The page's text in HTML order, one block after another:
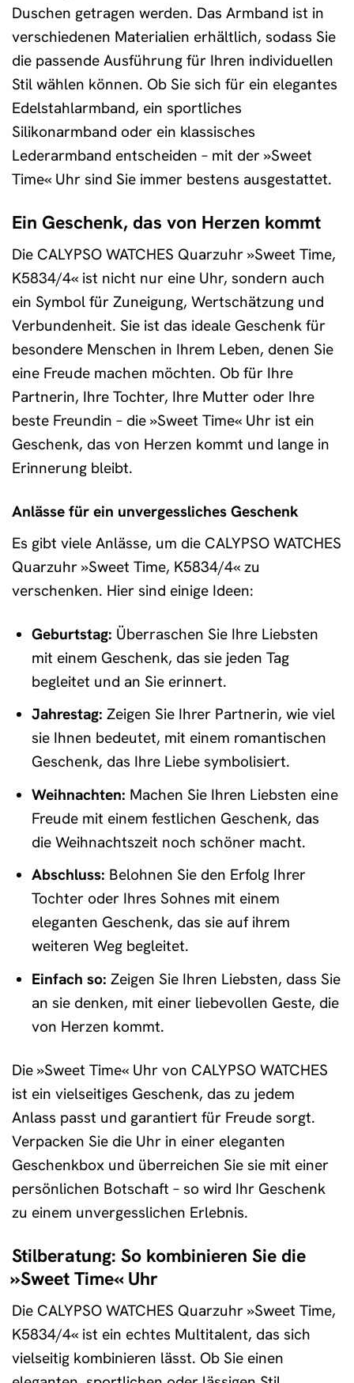
Duschen getragen werden. Das Armband ist in
verschiedenen Materialien erhältlich, sodass Sie
die passende Ausführung für Ihren individuellen
Stil wählen können. Ob Sie sich für ein elegantes
Edelstahlarmband, ein sportliches
Silikonarmband oder ein klassisches
Lederarmband entscheiden – mit der »Sweet
Time« Uhr sind Sie immer bestens ausgestattet.
Ein Geschenk, das von Herzen kommt
Die CALYPSO WATCHES Quarzuhr »Sweet Time,
K5834/4« ist nicht nur eine Uhr, sondern auch
ein Symbol für Zuneigung, Wertschätzung und
Verbundenheit. Sie ist das ideale Geschenk für
besondere Menschen in Ihrem Leben, denen Sie
eine Freude machen möchten. Ob für Ihre
Partnerin, Ihre Tochter, Ihre Mutter oder Ihre
beste Freundin – die »Sweet Time« Uhr ist ein
Geschenk, das von Herzen kommt und lange in
Erinnerung bleibt.
Anlässe für ein unvergessliches Geschenk
Es gibt viele Anlässe, um die CALYPSO WATCHES
Quarzuhr »Sweet Time, K5834/4« zu
verschenken. Hier sind einige Ideen:
Geburtstag: Überraschen Sie Ihre Liebsten
mit einem Geschenk, das sie jeden Tag
begleitet und an Sie erinnert.
Jahrestag: Zeigen Sie Ihrer Partnerin, wie viel
sie Ihnen bedeutet, mit einem romantischen
Geschenk, das Ihre Liebe symbolisiert.
Weihnachten: Machen Sie Ihren Liebsten eine
Freude mit einem festlichen Geschenk, das
die Weihnachtszeit noch schöner macht.
Abschluss: Belohnen Sie den Erfolg Ihrer
Tochter oder Ihres Sohnes mit einem
eleganten Geschenk, das sie auf ihrem
weiteren Weg begleitet.
Einfach so: Zeigen Sie Ihren Liebsten, dass Sie
an sie denken, mit einer liebevollen Geste, die
von Herzen kommt.
Die »Sweet Time« Uhr von CALYPSO WATCHES
ist ein vielseitiges Geschenk, das zu jedem
Anlass passt und garantiert für Freude sorgt.
Verpacken Sie die Uhr in einer eleganten
Geschenkbox und überreichen Sie sie mit einer
persönlichen Botschaft – so wird Ihr Geschenk
zu einem unvergesslichen Erlebnis.
Stilberatung: So kombinieren Sie die
»Sweet Time« Uhr
Die CALYPSO WATCHES Quarzuhr »Sweet Time,
K5834/4« ist ein echtes Multitalent, das sich
vielseitig kombinieren lässt. Ob Sie einen